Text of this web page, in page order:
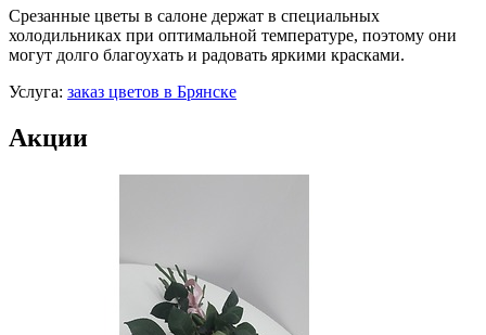
Срезанные цветы в салоне держат в специальных
холодильниках при оптимальной температуре, поэтому они
могут долго благоухать и радовать яркими красками.
Услуга: заказ цветов в Брянске
Акции